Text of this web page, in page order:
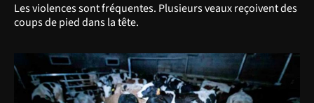
Les violences sont fréquentes. Plusieurs veaux reçoivent des
coups de pied dans la tête.